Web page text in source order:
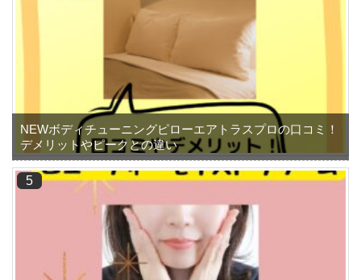
NEWボディチューニングピローエアトラスプロの口コミ！
デメリットやピークとの違い